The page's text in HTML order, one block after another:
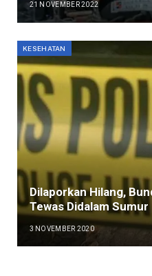
21 NOVEMBER 2022
KESEHATAN
Dilaporkan Hilang,
Tewas Didalam Sumur
3 NOVEMBER 2020